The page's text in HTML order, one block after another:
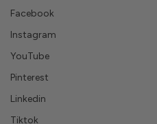
Facebook
Instagram
YouTube
Pinterest
Linkedin
Tiktok